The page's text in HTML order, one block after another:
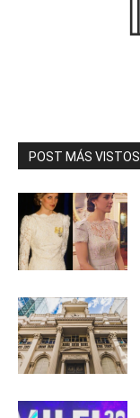
POST MÁS VISTOS